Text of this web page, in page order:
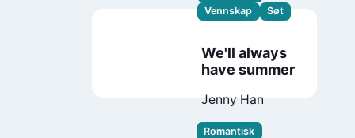
Vennskap
Søt
We'll always
have summer
Jenny Han
Romantisk